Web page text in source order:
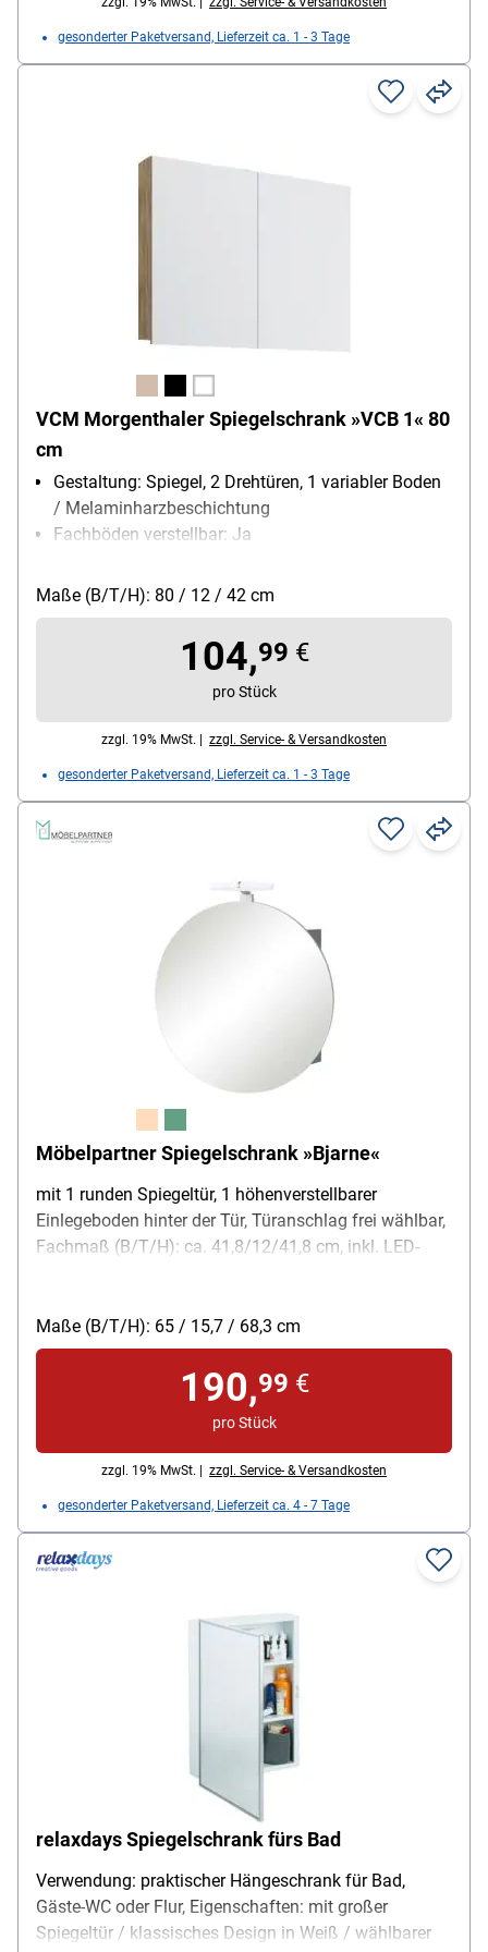
gesonderter Paketversand, Lieferzeit ca. 1 - 3 Tage
VCM Morgenthaler Spiegelschrank »VCB 1« 80
cm
Gestaltung: Spiegel, 2 Drehtüren, 1 variabler Boden
/ Melaminharzbeschichtung
Fachböden verstellbar: Ja
Maße (B/T/H): 80 / 12 / 42 cm
104,99 €
pro Stück
zzgl. 19% MwSt. | zzgl. Service- & Versandkosten
gesonderter Paketversand, Lieferzeit ca. 1 - 3 Tage
Möbelpartner Spiegelschrank »Bjarne«
mit 1 runden Spiegeltür, 1 höhenverstellbarer
Einlegeboden hinter der Tür, Türanschlag frei wählbar,
Fachmaß (B/T/H): ca. 41,8/12/41,8 cm, inkl. LED-
Kelvin, Länge der Lampe ca. 23,3 cm
Maße (B/T/H): 65 / 15,7 / 68,3 cm
190,99 €
pro Stück
zzgl. 19% MwSt. | zzgl. Service- & Versandkosten
gesonderter Paketversand, Lieferzeit ca. 4 - 7 Tage
relaxdays Spiegelschrank fürs Bad
Verwendung: praktischer Hängeschrank für Bad,
Gäste-WC oder Flur, Eigenschaften: mit großer
Spiegeltür / klassisches Design in Weiß / wählbarer